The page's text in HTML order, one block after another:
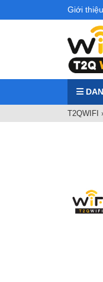
Giới thiệu
T2QWIFI